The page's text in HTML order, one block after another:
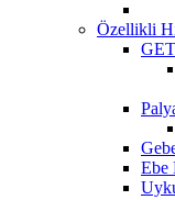
Özellikli
Ebe